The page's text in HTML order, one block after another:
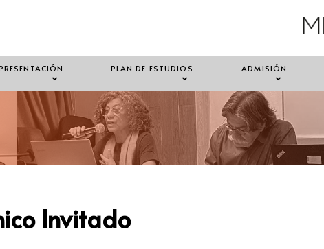
PLAN DE ESTUDIOS ADMISIÓN
Invitado